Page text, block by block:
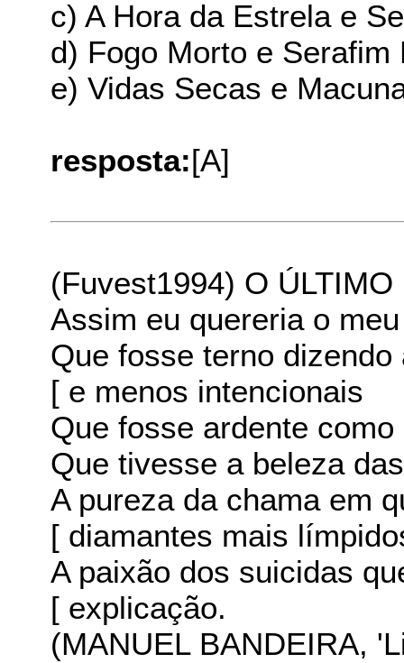
c) A Hora da Estrela e
d) Fogo Morto e Serafim
e) Vidas Secas e
resposta:[A]
(Fuvest1994) O ÚLTIMO
Assim eu quereria o
Que fosse terno
[ e menos intencionais
Que fosse ardente
Que tivesse a beleza
A pureza da chama em
[ diamantes mais
A paixão dos suicidas
[ explicação.
(MANUEL BANDEIRA,